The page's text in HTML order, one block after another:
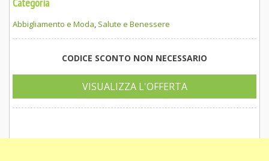
Abbigliamento e Moda, Salute e Benessere
CODICE SCONTO NON NECESSARIO
VISUALIZZA L'OFFERTA